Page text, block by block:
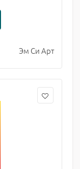
Эм Си Арт